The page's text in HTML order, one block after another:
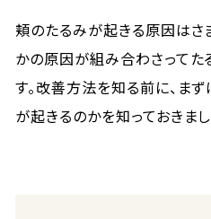
頬のたるみが起きる原因はさ
かの原因が組み合わさってた
す。改善方法を知る前に、ま
が起きるのかを知っておきまし